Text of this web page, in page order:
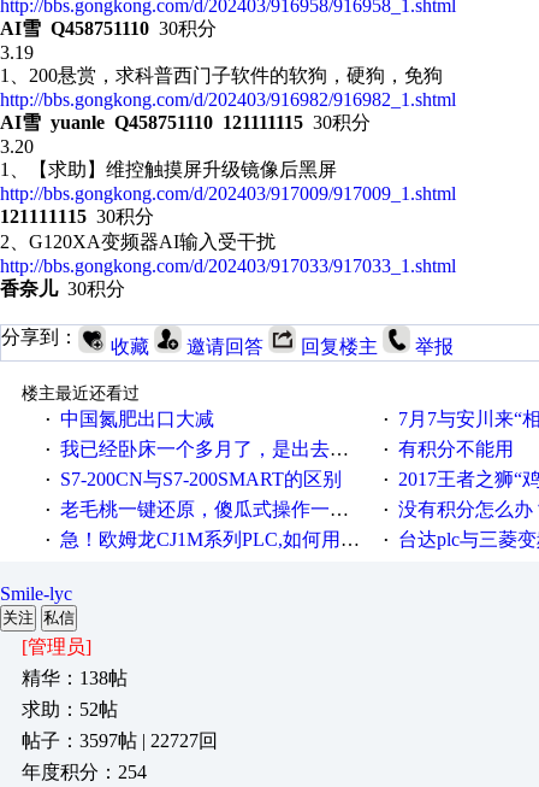
http://bbs.gongkong.com/d/202403/916958/916958_1.shtml
AI雪 Q458751110 30积分
3.19
1、200悬赏，求科普西门子软件的软狗，硬狗，免狗
http://bbs.gongkong.com/d/202403/916982/916982_1.shtml
AI雪 yuanle Q458751110 121111115 30积分
3.20
1、【求助】维控触摸屏升级镜像后黑屏
http://bbs.gongkong.com/d/202403/917009/917009_1.shtml
121111115 30积分
2、 G120XA变频器AI输入受干扰
http://bbs.gongkong.com/d/202403/917033/917033_1.shtml
香奈儿30积分
分享到： 收藏 邀请回答 回复楼主 举报
楼主最近还看过
· 中国氮肥出口大减 · 7月7与安川来“
· 我已经卧床一个多月了，是出去安装机械手在高速遭遇车祸所致:大家工作都要特别注意啊 · 有积分不能用
· S7-200CN与S7-200SMART的区别 · 2017王者之狮“鸡”情签到
· 老毛桃一键还原，傻瓜式操作一键轻松备份还原；程序为向导式安装，一键即可实现自动备份或还原系统。 · 没有积分怎么办
· 急！欧姆龙CJ1M系列PLC,如何用时间控制变频器。要求时间在组态王中可以自由输入！拜托各位大神了！ · 台达plc与三菱
Smile-lyc
关注 私信
[管理员]
精华：138帖
求助：52帖
帖子：3597帖 | 22727回
年度积分：254